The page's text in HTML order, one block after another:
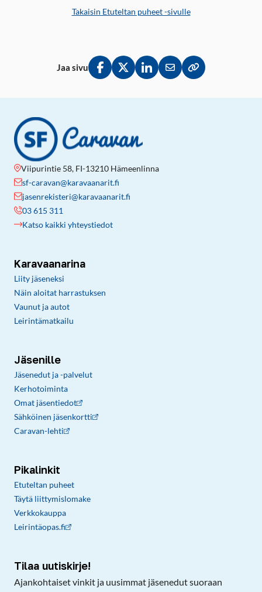
Takaisin Etuteltan puheet -sivulle
Jaa sivu
Jaa Facebookissa
Jaa Twitterissä
Jaa LinkedInissä
Jaa sähköpostitse
Kopioi linkki
Viipurintie 58, FI-13210 Hämeenlinna
sf-caravan@karavaanarit.fi
jasenrekisteri@karavaanarit.fi
03 615 311
Katso kaikki yhteystiedot
Karavaanarina
Liity jäseneksi
Näin aloitat harrastuksen
Vaunut ja autot
Leirintämatkailu
Jäsenille
Jäsenedut ja -palvelut
Kerhotoiminta
Omat jäsentiedot
Sähköinen jäsenkortti
Caravan-lehti
Pikalinkit
Etuteltan puheet
Täytä liittymislomake
Verkkokauppa
Leirintäopas.fi
Tilaa uutiskirje!
Ajankohtaiset vinkit ja uusimmat jäsenedut suoraan